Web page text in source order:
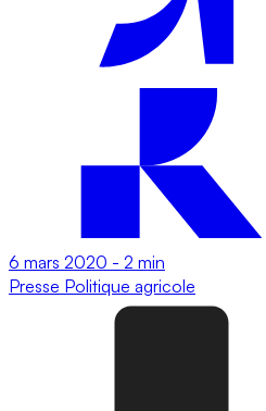
6 mars 2020 - 2 min
Presse Politique agricole